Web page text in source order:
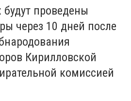
будут проведены
через 10 дней после
Кирилловской
комиссией